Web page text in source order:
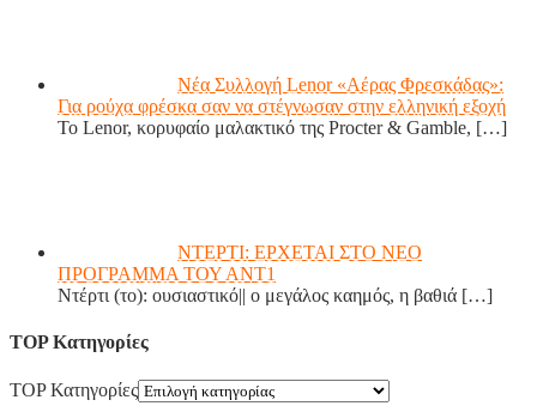
Νέα Συλλογή Lenor «Αέρας Φρεσκάδας»:
Για ρούχα φρέσκα σαν να στέγνωσαν στην ελληνική εξοχή
Το Lenor, κορυφαίο μαλακτικό της Procter & Gamble, […]
ΝΤΕΡΤΙ: ΕΡΧΕΤΑΙ ΣΤΟ ΝΕΟ
ΠΡΟΓΡΑΜΜΑ ΤΟΥ ΑΝΤ1
Ντέρτι (το): ουσιαστικό|| ο μεγάλος καημός, η βαθιά […]
TOP Κατηγορίες
TOP Κατηγορίες